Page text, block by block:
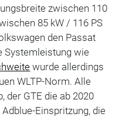
zwischen 110
85 kW / 116 PS
den Passat
Systemleistung wie
wurde allerdings
WLTP-Norm. Alle
der GTE die ab 2020
Einspritzung, die